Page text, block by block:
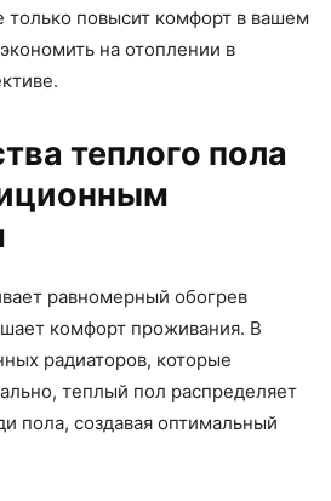
только повысит комфорт в вашем
на отоплении в
теплого пола
равномерный обогрев
комфорт проживания. В
радиаторов, которые
теплый пол распределяет
пола, создавая оптимальный